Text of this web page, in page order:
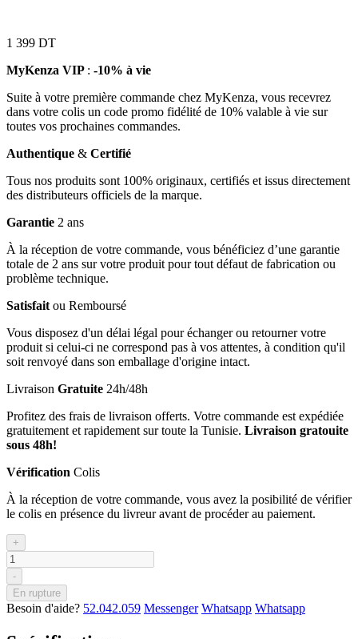
1 399 DT
MyKenza VIP : -10% à vie
Suite à votre première commande chez MyKenza, vous recevrez
dans votre colis un code promo fidélité de 10% valable à vie sur
toutes vos prochaines commandes.
Authentique & Certifié
Tous nos produits sont 100% originaux, certifiés et issus directement
des distributeurs officiels de la marque.
Garantie 2 ans
À la réception de votre commande, vous bénéficiez d’une garantie
totale de 2 ans sur votre produit pour tout défaut de fabrication ou
problème technique.
Satisfait ou Remboursé
Vous disposez d'un délai légal pour échanger ou retourner votre
produit si celui-ci ne correspond pas à vos attentes, à condition qu'il
soit renvoyé dans son emballage d'origine intact.
Livraison Gratuite 24h/48h
Profitez des frais de livraison offerts. Votre commande est expédiée
gratuitement et rapidement sur toute la Tunisie. Livraison gratouite
sous 48h!
Vérification Colis
À la réception de votre commande, vous avez la posibilité de vérifier
le colis en présence du livreur avant de procéder au paiement.
+
-
En rupture
Besoin d'aide? 52.042.059 Messenger Whatsapp Whatsapp